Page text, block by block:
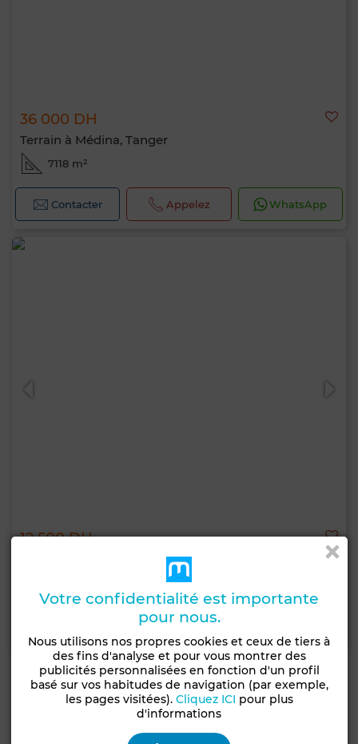
36 000 DH
Terrain à Médina, Tanger
7118 m²
Contacter Appelez WhatsApp
12 500 DH
Terrain à Médina, Tanger
Appelez
Agences immobilières recommandées
Bonjour, je suis MIA. Quel critère souhaitez-
Votre confidentialité est importante
pour nous.
Nous utilisons nos propres cookies et ceux de tiers à
des fins d'analyse et pour vous montrer des
publicités personnalisées en fonction d'un profil
basé sur vos habitudes de navigation (par exemple,
les pages visitées). Cliquez ICI pour plus
d'informations